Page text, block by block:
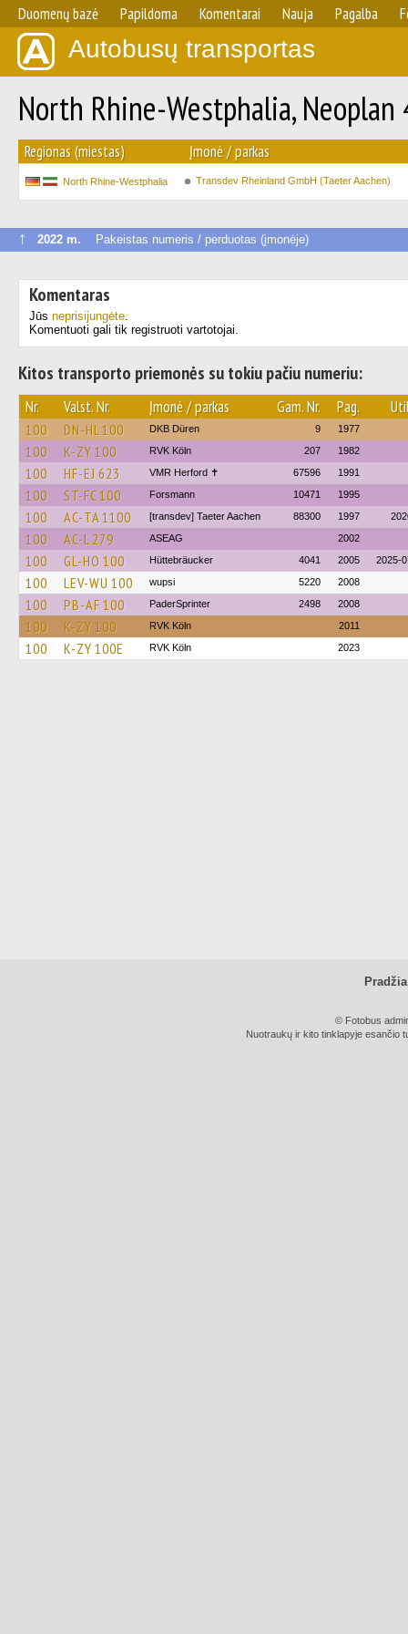
Duomenų bazė Papildoma Komentarai Nauja Pagalba
Autobusų transportas
North Rhine-Westphalia,
Regionas (miestas) Įmonė / parkas
North Rhine-Westphalia Transdev Rheinland GmbH (Taeter Aachen)
↑ 2022 m. Pakeistas numeris / perduotas (įmonėje)
Komentaras
Jūs neprisijungėte.
Komentuoti gali tik registruoti vartotojai.
Kitos transporto priemonės su tokiu pačiu numeriu:
Nr. Valst. Nr. Įmonė / parkas Gam. Nr. Pag.
100 DN-HL 100 DKB Düren 9 1977
100 K-ZY 100 RVK Köln 207 1982
100 HF-EJ 623 VMR Herford ✝ 67596 1991
100 ST-FC 100 Forsmann 10471 1995
100 AC-TA 1100 [transdev] Taeter Aachen 88300 1997
100 AC-L 279 ASEAG 2002
100 GL-HO 100 Hüttebräucker 4041 2005 2025-
100 LEV-WU 100 wupsi 5220 2008
100 PB-AF 100 PaderSprinter 2498 2008
100 K-ZY 100 RVK Köln 2011
100 K-ZY 100E RVK Köln 2023
Pradžia
© Fotobus
Nuotraukų ir kito tinklapyje esančio